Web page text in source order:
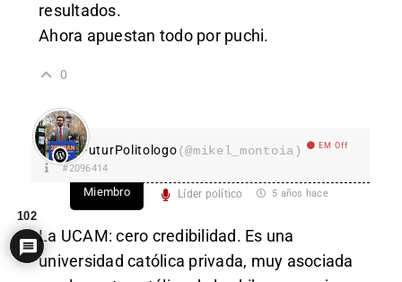
resultados.
Ahora apuestan todo por puchi.
0
FuturPolitologo(@mikel_montoia) EM Off
#2096414
Miembro Líder político 5 años hace
La UCAM: cero credibilidad. Es una
universidad católica privada, muy asociada
102